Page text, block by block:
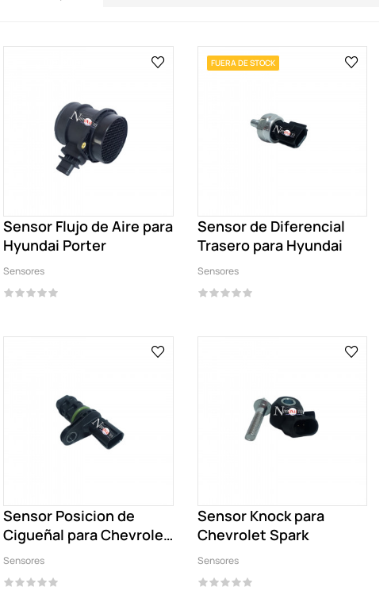
Sensor Flujo de Aire para
Hyundai Porter
Sensores
FUERA DE STOCK
Sensor de Diferencial
Trasero para Hyundai
Sensores
Sensor Posicion de
Cigueñal para Chevrolet
Cruze
Sensores
Sensor Knock para
Chevrolet Spark
Sensores